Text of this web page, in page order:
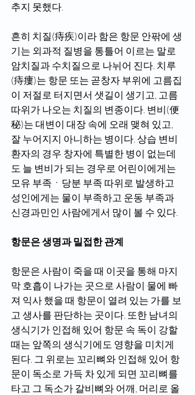
추지 못했다.
흔히 치질(痔疾)이라 함은 항문 안팎에 생
기는 외과적 질병을 통틀어 이르는 말로
암치질과 수치질으로 나뉘어 진다. 치루
(痔瘻)는 항문 또는 곧창자 부위에 고름집
이 저절로 터지면서 샛길이 생기고, 고름
따위가 나오는 치질의 변종이다. 변비(便
秘)는 대변이 대장 속에 오래 맺혀 있고,
잘 누어지지 아니하는 병이다. 상습 변비
환자의 경우 창자에 특별한 병이 없는데
도 늘 변비가 되는 경우로 어린이에게는
모유 부족ㆍ당분 부족 따위로 발생하고
성인에게는 물이 부족하고 운동 부족과
신경과민인 사람에게서 많이 볼 수 있다.
항문은 생명과 밀접한 관계
항문은 사람이 죽을 때 이곳을 통해 마지
막 호흡이 나가는 곳으로 사람이 물에 빠
져 익사 했을 때 항문이 열려 있는 가를 보
고 생사를 판단하는 곳이다. 또한 남녀의
생식기가 인접해 있어 항문 속 독이 강할
때는 앞쪽의 생식기에도 영향을 미치게
된다. 그 위로는 꼬리뼈와 인접해 있어 항
문이 독소로 가득 차 있게 되면 꼬리뼈를
타고 그 독소가 갈비뼈와 어깨, 머리로 올